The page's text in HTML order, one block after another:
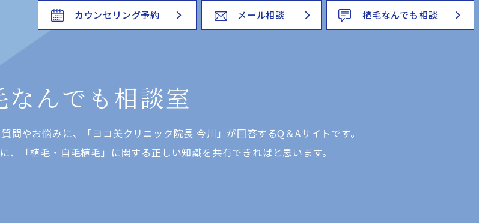
カウンセリング予約 メール相談 植毛なんでも相談
なんでも相談室
問やお悩みに、「ヨコ美クリニック院⻑ 今川」が回答するQ＆Aサイトです。
、「植⽑・⾃⽑植⽑」に関する正しい知識を共有できればと思います。